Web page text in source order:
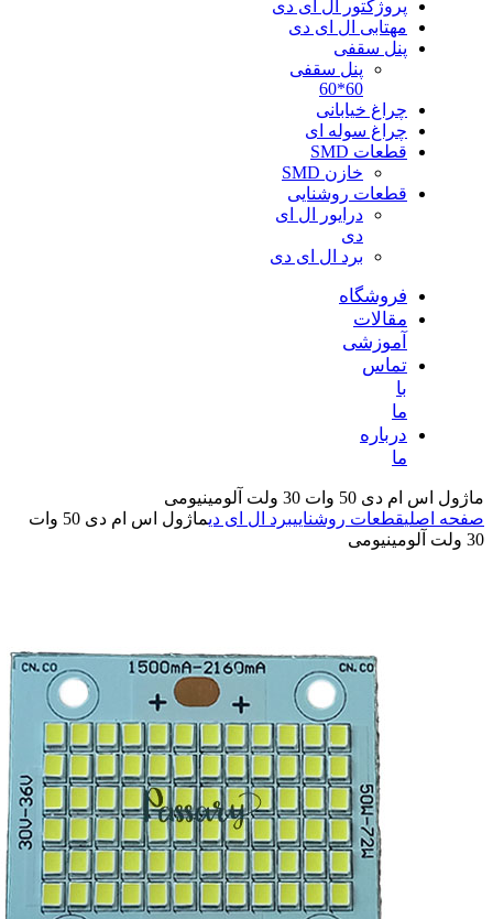
پروژکتور ال ای دی
مهتابی ال ای دی
پنل سقفی
پنل سقفی
چراغ خیابانی
چراغ سوله ای
قطعات SMD
خازن SMD
قطعات روشنایی
درایور ال ای
برد ال ای دی
فروشگاه
مقالات
تماس
درباره
وات 30 ولت آلومینیومی
قطعات روشناییبرد ال ای دی ماژول اس ام دی 50 وات